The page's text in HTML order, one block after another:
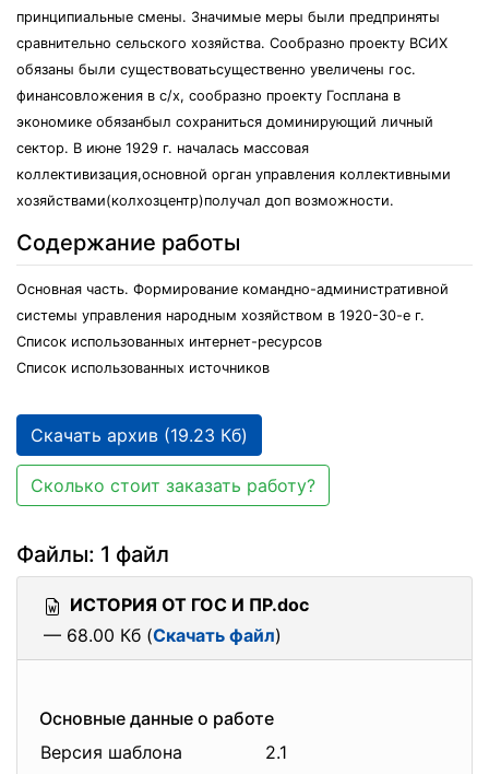
принципиальные смены. Значимые меры были предприняты
сравнительно сельского хозяйства. Сообразно проекту ВСИХ
обязаны были существоватьсущественно увеличены гос.
финансовложения в с/х, сообразно проекту Госплана в
экономике обязанбыл сохраниться доминирующий личный
сектор. В июне 1929 г. началась массовая
коллективизация,основной орган управления коллективными
хозяйствами(колхозцентр)получал доп возможности.
Содержание работы
Основная часть. Формирование командно-административной
системы управления народным хозяйством в 1920-30-е г.
Список использованных интернет-ресурсов
Список использованных источников
Скачать архив (19.23 Кб)
Сколько стоит заказать работу?
Файлы: 1 файл
ИСТОРИЯ ОТ ГОС И ПР.doc
— 68.00 Кб (Скачать файл)
Основные данные о работе
Версия шаблона
2.1